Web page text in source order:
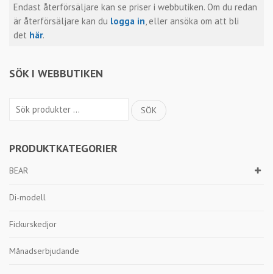
Endast återförsäljare kan se priser i webbutiken. Om du redan
är återförsäljare kan du logga in , eller ansöka om att bli
det här.
SÖK I WEBBUTIKEN
Sök
SÖK
PRODUKTKATEGORIER
BEAR
Di-modell
Fickurskedjor
Månadserbjudande